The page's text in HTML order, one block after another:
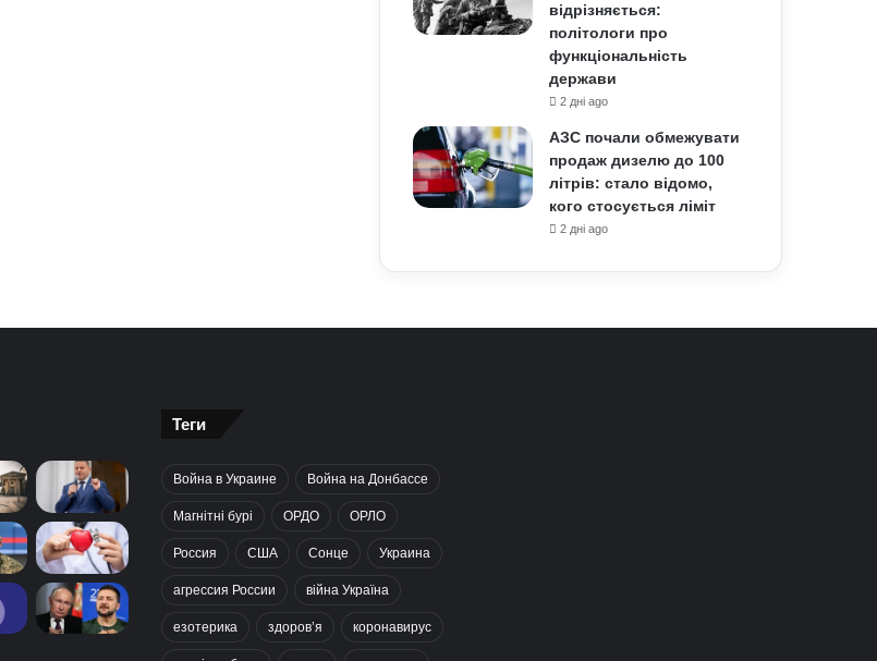
відрізняється:
політологи про
функціональність
держави
2 дні ago
АЗС почали обмежувати
продаж дизелю до 100
літрів: стало відомо,
кого стосується ліміт
2 дні ago
Теги
Война в Украине Война на Донбассе
Магнітні бурі ОРДО ОРЛО
Россия США Сонце Украина
агрессия России війна Україна
езотерика здоров’я коронавирус